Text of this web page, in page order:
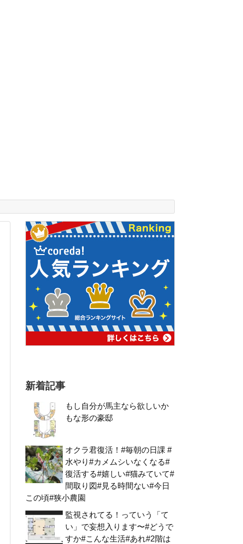
新着記事
もし自分が馬主なら欲しいか
もな形の豪邸
オクラ君復活！#毎朝の日課 #
水やり#カメムシいなくなる#
復活する#嬉しい#猫みていて#
間取り図#見る時間ない#今日
この頃#狭小農園
監視されてる！っていう「て
い」で妄想入ります〜#どうで
すか#こんな生活#あれ#2階は